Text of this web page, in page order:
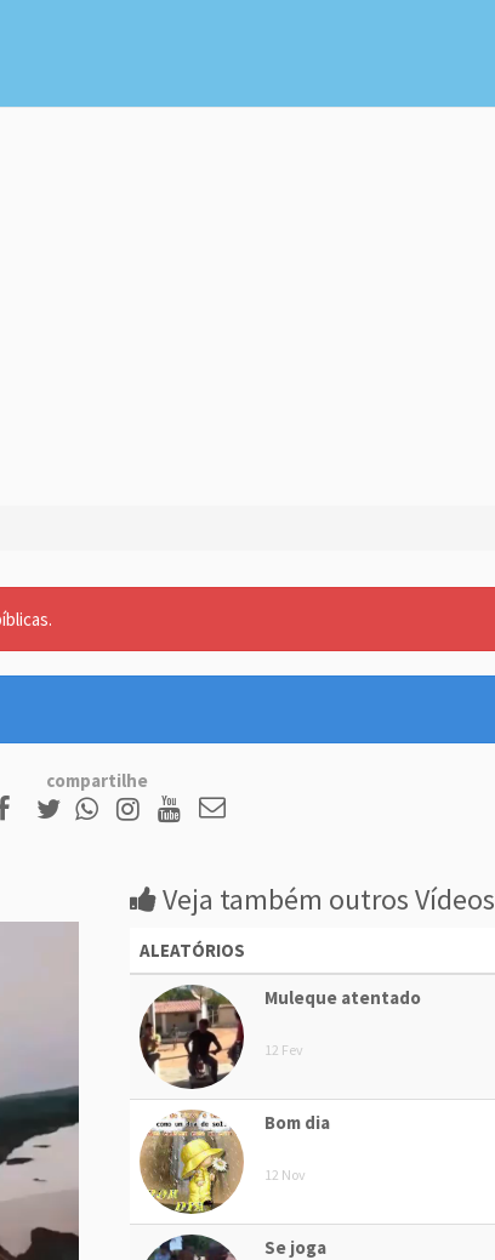
compartilhe
Veja também outros Vídeos
ALEATÓRIOS
Muleque atentado
12 Fev
Bom dia
12 Nov
Se joga